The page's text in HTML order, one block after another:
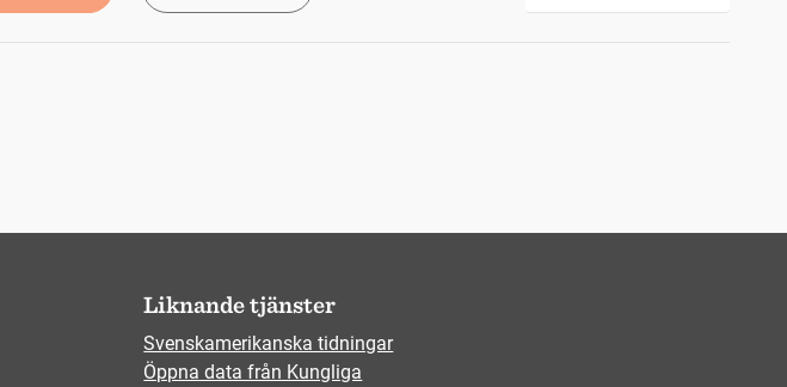
Liknande tjänster
Svenskamerikanska tidningar
Öppna data från Kungliga